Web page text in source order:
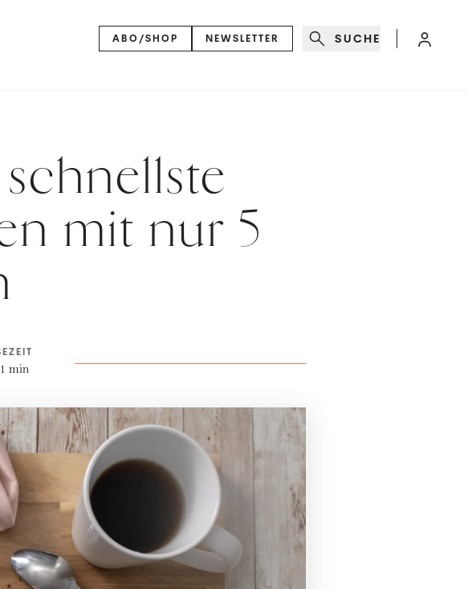
ABO/SHOP NEWSLETTER SUCHE
mit nur 5
1 min